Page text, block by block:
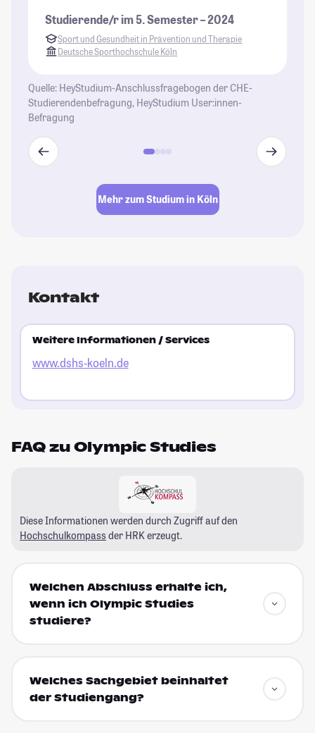
Studierende/r im 5. Semester – 2024
Sport und Gesundheit in Prävention und Therapie
Deutsche Sporthochschule Köln
Quelle: HeyStudium-Anschlussfragebogen der CHE-
Studierendenbefragung, HeyStudium User:innen-
Befragung
Mehr zum Studium in Köln
Kontakt
Weitere Informationen / Services
www.dshs-koeln.de
FAQ zu Olympic Studies
Diese Informationen werden durch Zugriff auf den
Hochschulkompass der HRK erzeugt.
Welchen Abschluss erhalte ich,
wenn ich Olympic Studies
studiere?
Welches Sachgebiet beinhaltet
der Studiengang?